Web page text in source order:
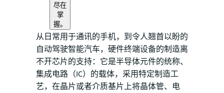
尽在
掌
握。
从日常用于通讯的手机，到令人翘首以盼的
自动驾驶智能汽车，硬件终端设备的制造离
不开芯片的支持：它是半导体元件的统称、
集成电路（IC）的载体，采用特定制造工
艺，在晶片或者介质基片上将晶体管、电